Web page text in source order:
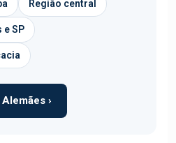
Região central
e SP
›